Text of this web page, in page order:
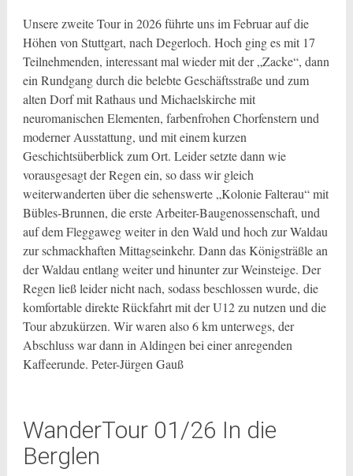
Unsere zweite Tour in 2026 führte uns im Februar auf die
Höhen von Stuttgart, nach Degerloch. Hoch ging es mit 17
Teilnehmenden, interessant mal wieder mit der „Zacke“, dann
ein Rundgang durch die belebte Geschäftsstraße und zum
alten Dorf mit Rathaus und Michaelskirche mit
neuromanischen Elementen, farbenfrohen Chorfenstern und
moderner Ausstattung, und mit einem kurzen
Geschichtsüberblick zum Ort. Leider setzte dann wie
vorausgesagt der Regen ein, so dass wir gleich
weiterwanderten über die sehenswerte „Kolonie Falterau“ mit
Bübles-Brunnen, die erste Arbeiter-Baugenossenschaft, und
auf dem Fleggaweg weiter in den Wald und hoch zur Waldau
zur schmackhaften Mittagseinkehr. Dann das Königsträßle an
der Waldau entlang weiter und hinunter zur Weinsteige. Der
Regen ließ leider nicht nach, sodass beschlossen wurde, die
komfortable direkte Rückfahrt mit der U12 zu nutzen und die
Tour abzukürzen. Wir waren also 6 km unterwegs, der
Abschluss war dann in Aldingen bei einer anregenden
Kaffeerunde. Peter-Jürgen Gauß
WanderTour 01/26 In die
Berglen